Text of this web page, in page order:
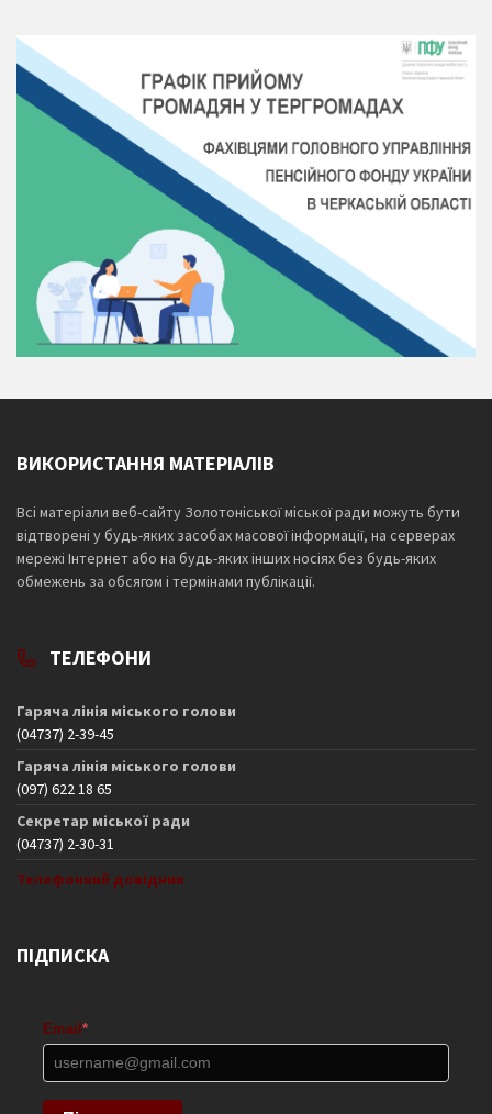
ВИКОРИСТАННЯ МАТЕРІАЛІВ
Всі матеріали веб-сайту Золотоніської міської ради можуть бути
відтворені у будь-яких засобах масової інформації, на серверах
мережі Інтернет або на будь-яких інших носіях без будь-яких
обмежень за обсягом і термінами публікації.
ТЕЛЕФОНИ
Гаряча лінія міського голови
(04737) 2-39-45
Гаряча лінія міського голови
(097) 622 18 65
Секретар міської ради
(04737) 2-30-31
Телефонний довідник
ПІДПИСКА
Email *